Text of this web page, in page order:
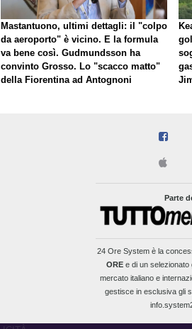
Mastantuono, ultimi dettagli: il "colpo
da aeroporto" è vicino. E la formula
va bene così. Gudmundsson ha
convinto Grosso. Lo "scacco matto"
della Fiorentina ad Antognoni
Parte
24 Ore Systemè la
OREe di un selezionato
mercato italiano e
gestisce in esclusiva gli